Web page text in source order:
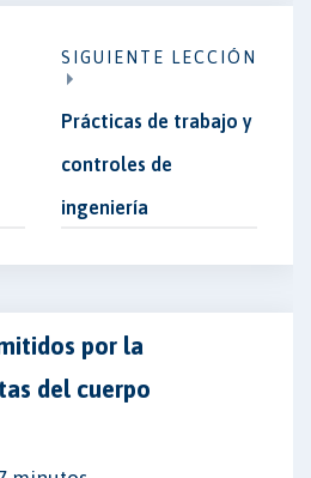
SIGUIENTE LECCIÓN
Prácticas de trabajo y
controles de
ingeniería
por la
del cuerpo